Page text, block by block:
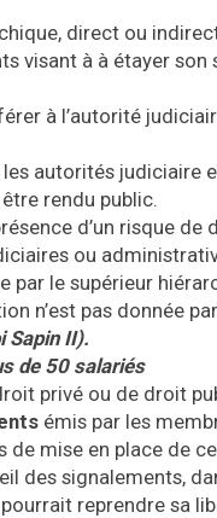
direct ou
à à étayer son
à l’autorité
autorités judiciaire
rendu public.
d’un risque
ou
par le supérieur
n’est pas donnée
Sapin II).
de 50 salariés
privé ou de droit
émis par les
mise en place de
des signalements,
reprendre sa